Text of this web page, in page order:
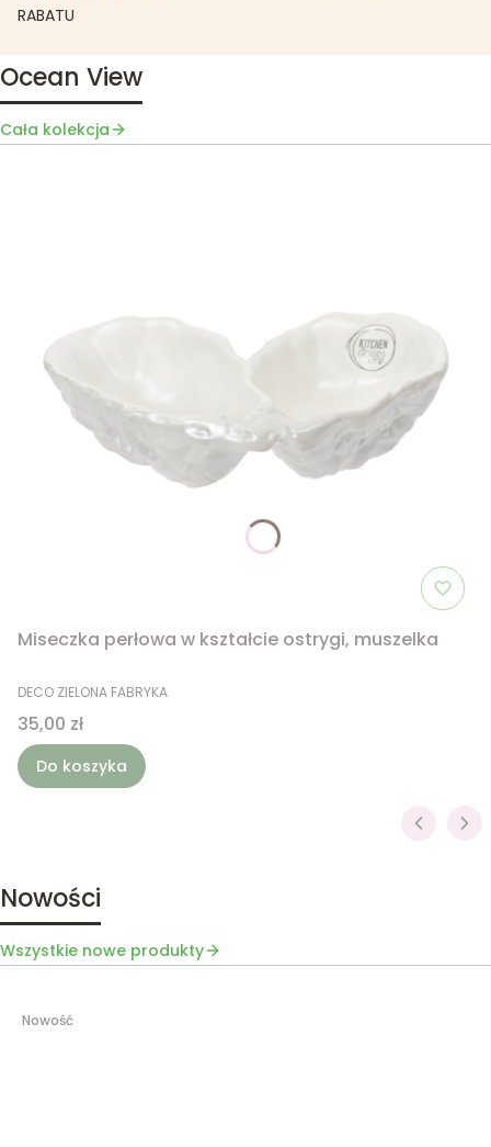
RABATU
Ocean View
Cała kolekcja
Miseczka perłowa w kształcie ostrygi, muszelka
PRODUCENT
DECO ZIELONA FABRYKA
Cena
35,00 zł
Do koszyka
Nowości
Wszystkie nowe produkty
Nowość